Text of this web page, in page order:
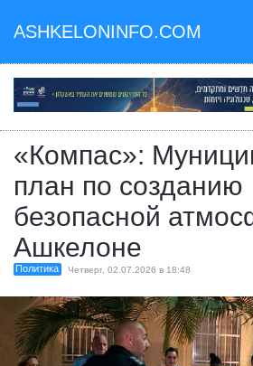
ASHKELONINFO.COM
«Компас»:
план по созданию
безопасной
Ашкелоне
Политика Четверг, 02.07.2026 в 18:48